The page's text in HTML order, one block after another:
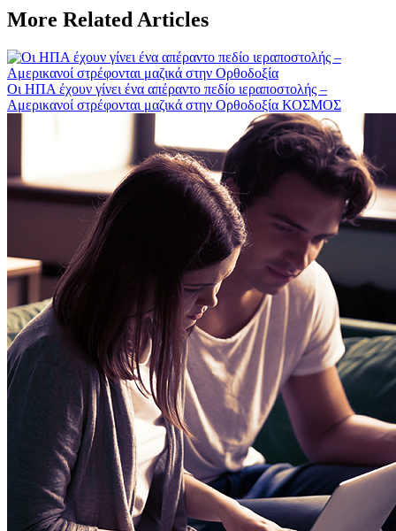
More Related Articles
Οι ΗΠΑ έχουν γίνει ένα απέραντο πεδίο ιεραποστολής –
Αμερικανοί στρέφονται μαζικά στην Ορθοδοξία ΚΟΣΜΟΣ